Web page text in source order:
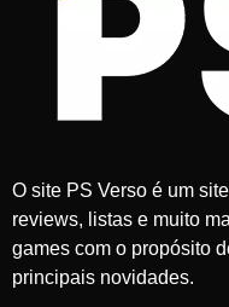
O site PS Verso é um
reviews, listas e muito
games com o propósito
principais novidades.